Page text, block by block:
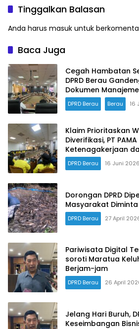
Tinggalkan Balasan
Anda harus masuk untuk
Baca Juga
Cegah Hambatan
DPRD Berau
Dokumen
DPRD Berau Berau 16
Klaim Prioritaskan
Diverifikasi, PT
Ketenagakerjaan
DPRD Berau 16 Juni 2026
Dorongan DPRD
Masyarakat
DPRD Berau 27 April
Pariwisata Digital
soroti Maratua
Berjam-jam
DPRD Berau 26 April
Jelang Hari Buruh,
Keseimbangan